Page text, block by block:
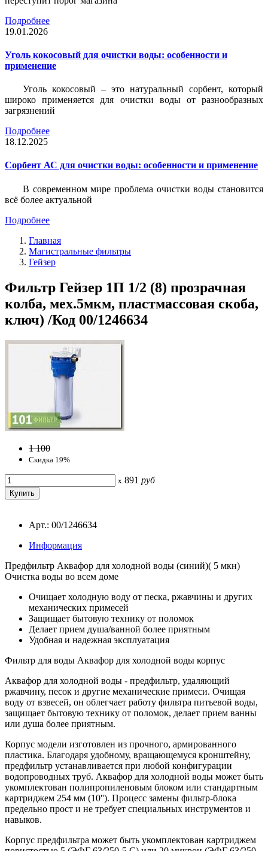
Подробнее
19.01.2026
Уголь кокосовый для очистки воды: особенности и
применение
Уголь кокосовый – это натуральный сорбент, который
широко применяется для очистки воды от разнообразных
загрязнений
Подробнее
18.12.2025
Сорбент АС для очистки воды: особенности и применение
В современном мире проблема очистки воды становится
всё более актуальной
Подробнее
Главная
Магистральные фильтры
Гейзер
Фильтр Гейзер 1П 1/2 (8) прозрачная
колба, мех.5мкм, пластмассовая скоба,
ключ) /Код 00/1246634
1 100
Скидка 19%
x 891 руб
Арт.: 00/1246634
Информация
Предфильтр Аквафор для холодной воды (синий)( 5 мкн)
Очистка воды во всем доме
Очищает холодную воду от песка, ржавчины и других
механических примесей
Защищает бытовую технику от поломок
Делает прием душа/ванной более приятным
Удобная и надежная эксплуатация
Фильтр для воды Аквафор для холодной воды корпус
Аквафор для холодной воды - предфильтр, удаляющий
ржавчину, песок и другие механические примеси. Очищая
воду от взвесей, он облегчает работу фильтра питьевой воды,
защищает бытовую технику от поломок, делает прием ванны
или душа более приятным.
Корпус модели изготовлен из прочного, армированного
пластика. Благодаря удобному, вращающемуся кронштейну,
предфильтр устанавливается при любой конфигурации
водопроводных труб. Аквафор для холодной воды может быть
укомплектован полипропиленовым блоком или стандартным
картриджем 254 мм (10''). Процесс замены фильтр-блока
предельно прост и не требует специальных инструментов и
навыков.
Корпус предфильтра может быть укомплектован картриджем